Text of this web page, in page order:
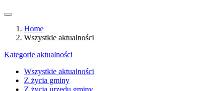
Home
Wszystkie aktualności
Kategorie aktualności
Wszystkie aktualności
Z życia gminy